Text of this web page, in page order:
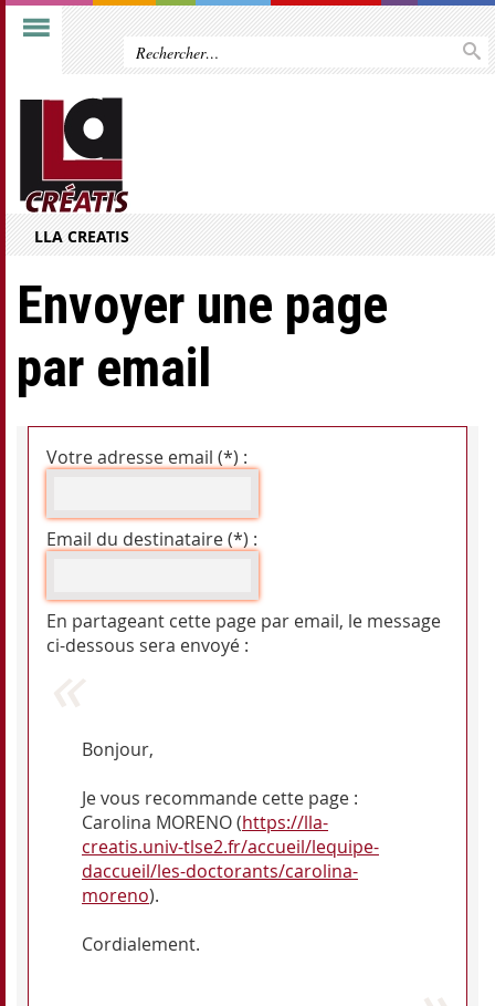
LLA CREATIS
Envoyer une page
par email
Votre adresse email (*) :
Email du destinataire (*) :
En partageant cette page par email, le message
ci-dessous sera envoyé :
Bonjour,
Je vous recommande cette page :
Carolina MORENO (https://lla-
creatis.univ-tlse2.fr/accueil/lequipe-
daccueil/les-doctorants/carolina-
moreno).
Cordialement.